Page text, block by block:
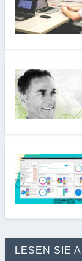
LESEN SIE